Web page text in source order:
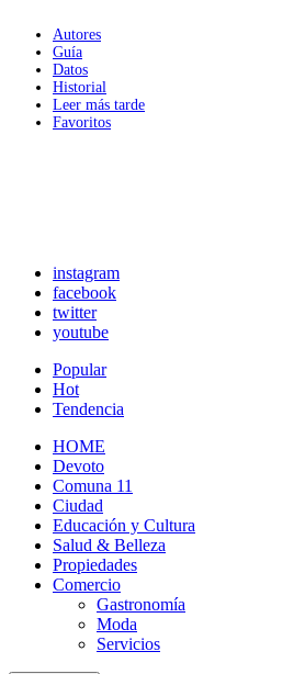
Autores
Guía
Datos
Historial
Leer más tarde
Favoritos
instagram
facebook
twitter
youtube
Popular
Hot
Tendencia
HOME
Devoto
Comuna 11
Ciudad
Educación y Cultura
Salud & Belleza
Propiedades
Comercio
Gastronomía
Moda
Servicios